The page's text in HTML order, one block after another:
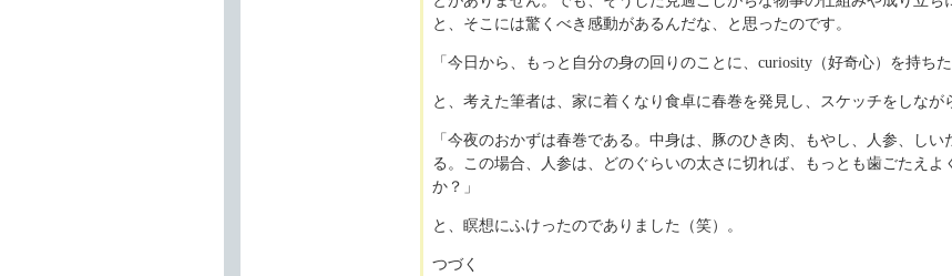
と、そこには驚くべき感動があるんだな、と思ったのです。
「今日から、もっと自分の身の回りのことに、curiosity（好奇心）を持ちた
と、考えた筆者は、家に着くなり食卓に春巻を発見し、スケッチをしなが
「今夜のおかずは春巻である。中身は、豚のひき肉、もやし、人参、し
る。この場合、人参は、どのぐらいの太さに切れば、もっとも歯ごたえよ
か？」
と、瞑想にふけったのでありました（笑）。
つづく